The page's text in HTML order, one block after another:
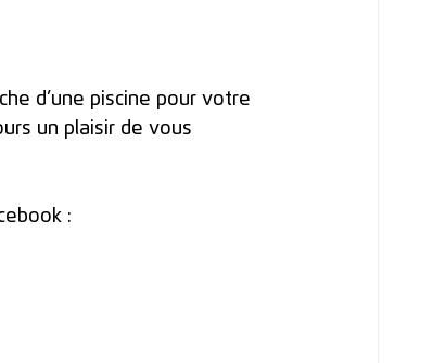
d’une piscine pour votre
un plaisir de vous
: